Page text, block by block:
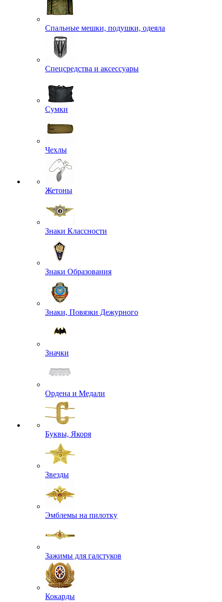
Спальные мешки, подушки, одеяла
Спецсредства и аксессуары
Сумки
Чехлы
Жетоны
Знаки Классности
Знаки Образования
Знаки, Повязки Дежурного
Значки
Ордена и Медали
Буквы, Якоря
Звезды
Эмблемы на пилотку
Зажимы для галстуков
Кокарды